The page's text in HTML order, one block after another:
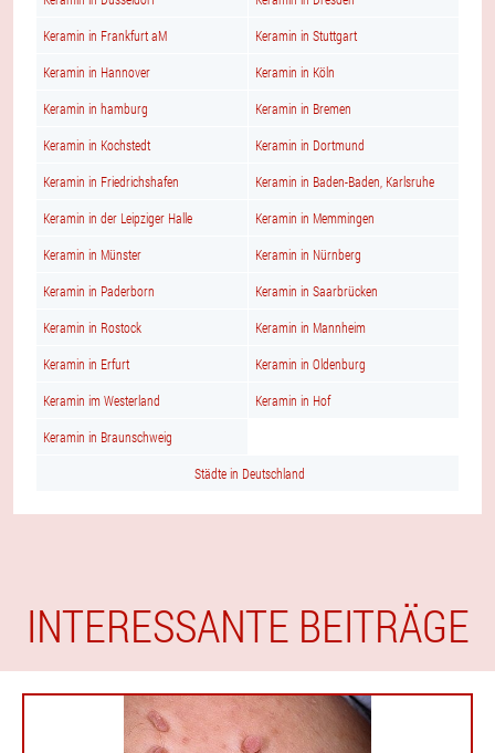
Keramin in Frankfurt aM Keramin in Stuttgart
Keramin in Hannover Keramin in Köln
Keramin in hamburg Keramin in Bremen
Keramin in Kochstedt Keramin in Dortmund
Keramin in Friedrichshafen Keramin in Baden-Baden, Karlsruhe
Keramin in der Leipziger Halle Keramin in Memmingen
Keramin in Münster Keramin in Nürnberg
Keramin in Paderborn Keramin in Saarbrücken
Keramin in Rostock Keramin in Mannheim
Keramin in Erfurt Keramin in Oldenburg
Keramin im Westerland Keramin in Hof
Keramin in Braunschweig
Städte in Deutschland
INTERESSANTE BEITRÄGE